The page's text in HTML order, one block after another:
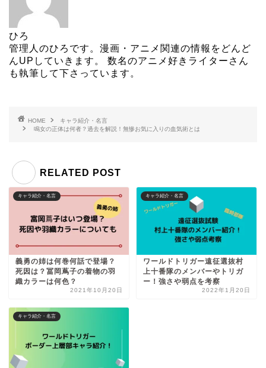
ひろ
管理人のひろです。漫画・アニメ関連の情報をどんど
んUPしていきます。 数名のアニメ好きライターさん
も執筆して下さっています。
HOME
キャラ紹介・名言
鳴女の正体は何者？過去を解説！無惨お気に入りの血気術とは
RELATED POST
キャラ紹介・名言
義勇の姉は何巻何話で登場？
死因は？冨岡蔦子の着物の羽
織カラーは何色？
2021年10月20日
キャラ紹介・名言
ワールドトリガー遠征選抜村
上十番隊のメンバーやトリガ
ー！強さや弱点を考察
2022年1月20日
キャラ紹介・名言